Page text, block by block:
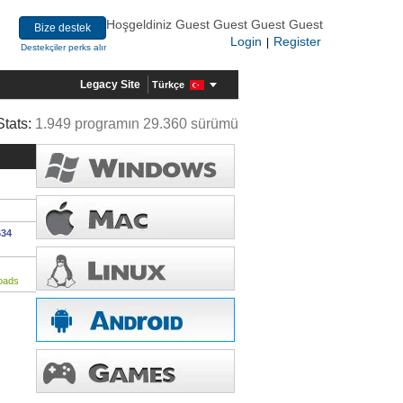
Bize destek
Destekçiler perks alır
Hoşgeldiniz Guest Guest Guest Guest
Login
Register
Legacy Site Türkçe
1.949 programın 29.360 sürümü